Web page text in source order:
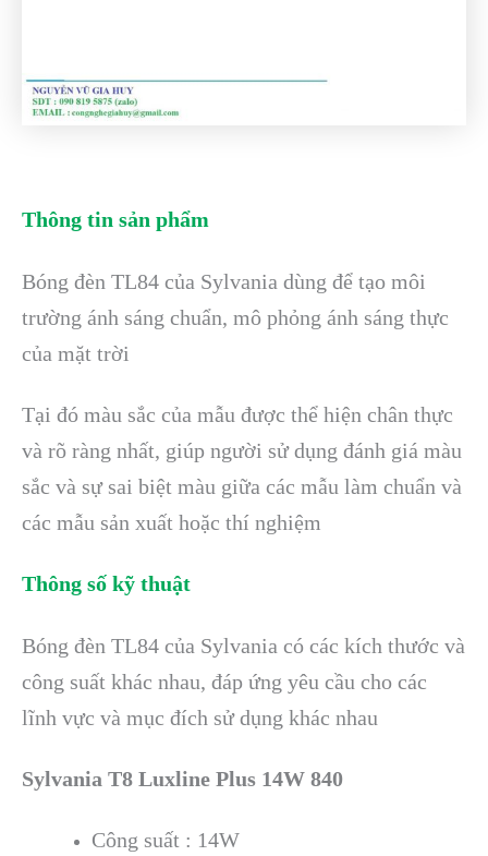
Thông tin sản phẩm
Bóng đèn TL84 của Sylvania dùng để tạo môi
trường ánh sáng chuẩn, mô phỏng ánh sáng thực
của mặt trời
Tại đó màu sắc của mẫu được thể hiện chân thực
và rõ ràng nhất, giúp người sử dụng đánh giá màu
sắc và sự sai biệt màu giữa các mẫu làm chuẩn và
các mẫu sản xuất hoặc thí nghiệm
Thông số kỹ thuật
Bóng đèn TL84 của Sylvania có các kích thước và
công suất khác nhau, đáp ứng yêu cầu cho các
lĩnh vực và mục đích sử dụng khác nhau
Sylvania T8 Luxline Plus 14W 840
Công suất : 14W